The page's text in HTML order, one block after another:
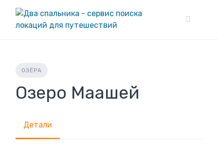
content
ОЗЁРА
Озеро Маашей
Детали